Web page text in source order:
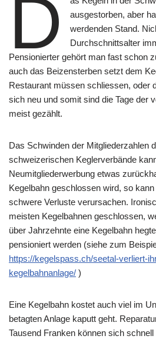
D
ausgestorben, aber
werdenden Stand.
Durchschnittsalter
Pensionierter gehört man fast schon
auch das Beizensterben setzt dem
Restaurant müssen schliessen, oder
sich neu und somit sind die Tage der
meist gezählt.
Das Schwinden der Mitgliederzahlen
schweizerischen Keglerverbände
Neumitgliederwerbung etwas
Kegelbahn geschlossen wird, so
schwere Verluste verursachen.
meisten Kegelbahnen geschlossen,
über Jahrzehnte eine Kegelbahn
pensioniert werden (siehe zum
https://kegelspass.ch/seetal-verliert-
kegelbahnanlage/ )
Eine Kegelbahn kostet auch viel im
betagten Anlage kaputt geht.
Tausend Franken können sich